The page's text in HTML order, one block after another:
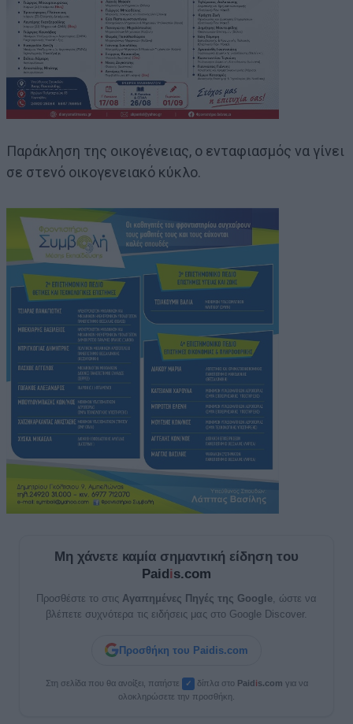
Παράκληση της οικογένειας, ο ενταφιασμός να γίνει
σε στενό οικογενειακό κύκλο.
Μη χάνετε καμία σημαντική είδηση του
Paidis.com
Προσθέστε το στις Αγαπημένες Πηγές της Google , ώστε να
βλέπετε συχνότερα τις ειδήσεις μας στο Google Discover.
Προσθήκη του Paidis.com
Στη σελίδα που θα ανοίξει, πατήστε ✓ δίπλα στο Paidis.com για να
ολοκληρώσετε την προσθήκη.